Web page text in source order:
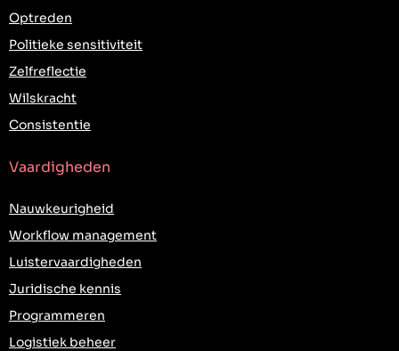
Optreden
Politieke sensitiviteit
Zelfreflectie
Wilskracht
Consistentie
Vaardigheden
Nauwkeurigheid
Workflow management
Luistervaardigheden
Juridische kennis
Programmeren
Logistiek beheer